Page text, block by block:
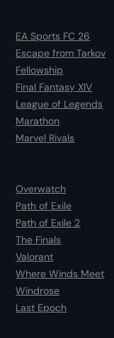
EA Sports FC 26
Escape from Tarkov
Fellowship
Final Fantasy XIV
League of Legends
Marathon
Marvel Rivals
Overwatch
Path of Exile
Path of Exile 2
The Finals
Valorant
Where Winds Meet
Windrose
Last Epoch